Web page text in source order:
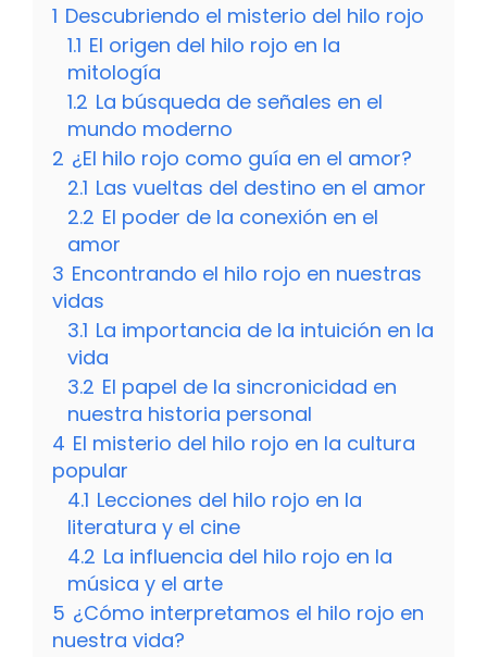
1 Descubriendo el misterio del hilo rojo
1.1 El origen del hilo rojo en la
mitología
1.2 La búsqueda de señales en el
mundo moderno
2 ¿El hilo rojo como guía en el amor?
2.1 Las vueltas del destino en el amor
2.2 El poder de la conexión en el
amor
3 Encontrando el hilo rojo en nuestras
vidas
3.1 La importancia de la intuición en la
vida
3.2 El papel de la sincronicidad en
nuestra historia personal
4 El misterio del hilo rojo en la cultura
popular
4.1 Lecciones del hilo rojo en la
literatura y el cine
4.2 La influencia del hilo rojo en la
música y el arte
5 ¿Cómo interpretamos el hilo rojo en
nuestra vida?